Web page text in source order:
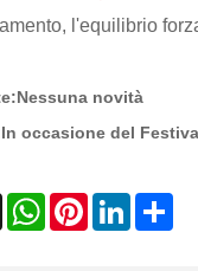
l'equilibrio
Nessuna novità
In occasione del
X WhatsAppPinterestLinkedIn